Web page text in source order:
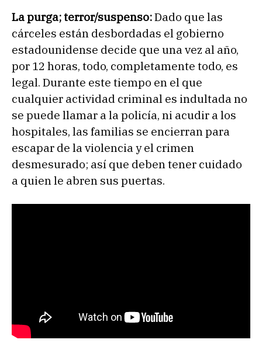
La purga; terror/suspenso:Dado que las
cárceles están desbordadas el gobierno
estadounidense decide que una vez al año,
por 12 horas, todo, completamente todo, es
legal. Durante este tiempo en el que
cualquier actividad criminal es indultada no
se puede llamar a la policía, ni acudir a los
hospitales, las familias se encierran para
escapar de la violencia y el crimen
desmesurado; así que deben tener cuidado
a quien le abren sus puertas.